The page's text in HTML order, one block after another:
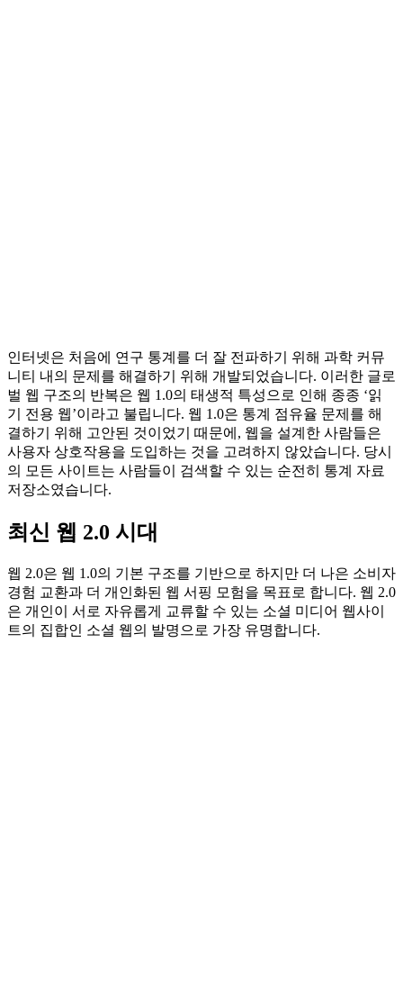
인터넷은 처음에 연구 통계를 더 잘 전파하기 위해 과학 커뮤
니티 내의 문제를 해결하기 위해 개발되었습니다. 이러한 글로
벌 웹 구조의 반복은 웹 1.0의 태생적 특성으로 인해 종종 ‘읽
기 전용 웹’이라고 불립니다. 웹 1.0은 통계 점유율 문제를 해
결하기 위해 고안된 것이었기 때문에, 웹을 설계한 사람들은
사용자 상호작용을 도입하는 것을 고려하지 않았습니다. 당시
의 모든 사이트는 사람들이 검색할 수 있는 순전히 통계 자료
저장소였습니다.
최신 웹 2.0 시대
웹 2.0은 웹 1.0의 기본 구조를 기반으로 하지만 더 나은 소비자
경험 교환과 더 개인화된 웹 서핑 모험을 목표로 합니다. 웹 2.0
은 개인이 서로 자유롭게 교류할 수 있는 소셜 미디어 웹사이
트의 집합인 소셜 웹의 발명으로 가장 유명합니다.